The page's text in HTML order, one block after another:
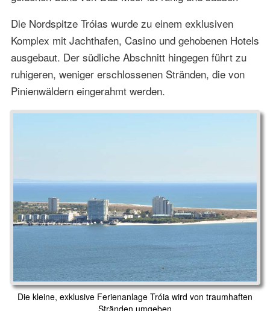
Die Nordspitze Tróias wurde zu einem exklusiven
Komplex mit Jachthafen, Casino und gehobenen Hotels
ausgebaut. Der südliche Abschnitt hingegen führt zu
ruhigeren, weniger erschlossenen Stränden, die von
Pinienwäldern eingerahmt werden.
Die kleine, exklusive Ferienanlage Tróia wird von traumhaften